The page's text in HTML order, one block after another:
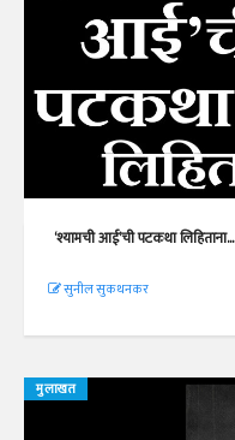
‘श्यामची आई’ची पटकथा लिहिताना...
सुनील सुकथनकर
मुलाखत